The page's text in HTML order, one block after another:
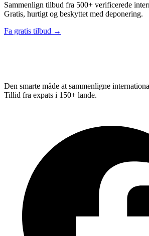
Sammenlign tilbud fra 500+ verificerede
Gratis, hurtigt og beskyttet med deponering.
Fa gratis tilbud →
Den smarte måde at sammenligne
Tillid fra expats i 150+ lande.